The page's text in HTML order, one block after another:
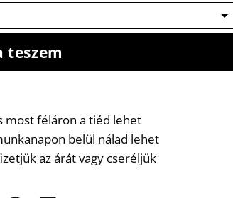
teszem
most féláron a tiéd lehet
belül nálad lehet
az árát vagy cseréljük